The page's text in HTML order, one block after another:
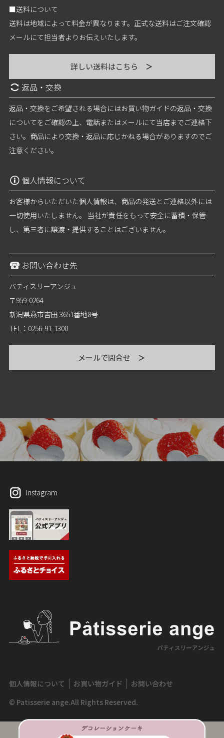
■送料について
送料は地域によって料金が異なります。正式な送料はご注文確認
メールにて担当者よりお伝えいたします。
詳しい送料はこちら ＞
返品・交換
返品・交換をご希望される場合にはお買い物ガイドの返品・交換
についてをご確認の上、電話またはメールにて当店までご連絡下
さい。商品により交換・返品に応じかねる場合がありますのでご
注意ください。
個人情報について
お客様からいただいた個人情報は、商品の発送とご連絡以外には
一切使用いたしません。 当社が責任をもって安全に蓄積・保管
し、第三者に譲渡・提供することはございません。
お問い合わせ先
パティスリーアンジュ
〒959-0264
新潟県燕市吉田 3651番地8号
TEL：0256-91-1300
メールで問合せ ＞
Instagram
個人情報について お買い物ガイド
お問い合わせ
© Patisserie ange.All Rights Reserved.